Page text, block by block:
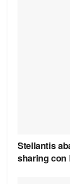
Stellantis
sharing con